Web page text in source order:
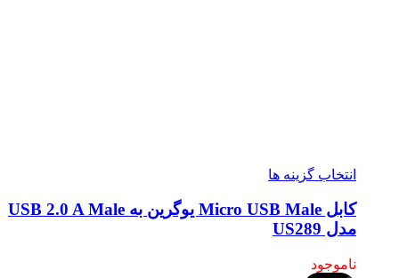
انتخاب گزینه ها
کابل Micro USB Male یوگرین به USB 2.0 A Male
مدل US289
ناموجود